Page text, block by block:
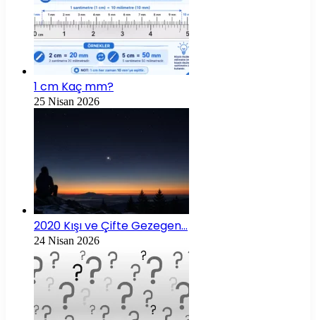
1 cm Kaç mm?
25 Nisan 2026
2020 Kışı ve Çifte Gezegen…
24 Nisan 2026